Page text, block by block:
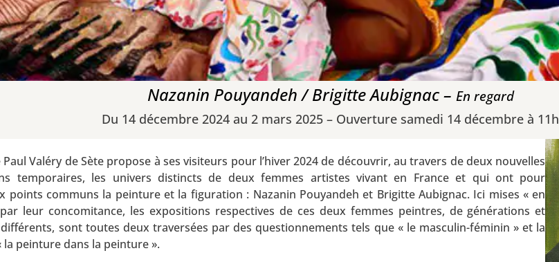
Nazanin Pouyandeh / Brigitte Aubignac – En regard
Du 14 décembre 2024 au 2 mars 2025 – Ouverture samedi 14 décembre à 11h
Paul Valéry de Sète propose à ses visiteurs pour l’hiver 2024 de découvrir, au travers de deux nouvelles
temporaires, les univers distincts de deux femmes artistes vivant en France et qui ont pour
points communs la peinture et la figuration : Nazanin Pouyandeh et Brigitte Aubignac. Ici mises « en
leur concomitance, les expositions respectives de ces deux femmes peintres, de générations et
sont toutes deux traversées par des questionnements tels que « le masculin-féminin » et la
la peinture dans la peinture ».